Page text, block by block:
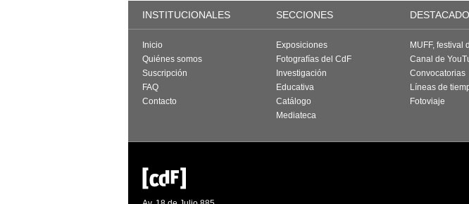
INSTITUCIONALES SECCIONES
Inicio
Quiénes somos
Suscripción
FAQ
Contacto
Exposiciones
Fotografías del CdF
Investigación
Educativa
Catálogo
Mediateca
MUFF, festival
Canal de
Convocatorias
Líneas de
Fotoviaje